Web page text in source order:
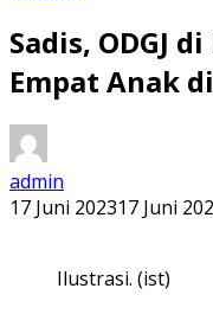
Sadis, ODGJ
Empat Anak
admin
17 Juni 202317 Juni
Ilustrasi. (ist)